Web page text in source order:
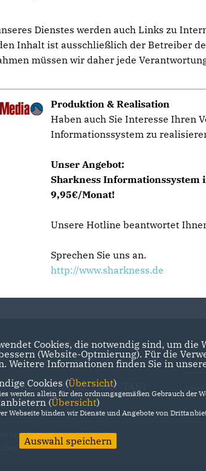
Dienstes werden auch Links zu
Inhalt ist ausschließlich der Betreiber
müssen wir daher jede
Produktion & Realisation
Haben auch Sie Interesse Ihren
Informationssystem zu
Unser Angebot:
Sharkness Informationssystem
9,95€/Monat!
Unsere Hotline beantwortet
Sprechen Sie uns an.
http://www.sharkness.de
CDU Kreisverbandes
DATENSCHUTZ KONTAKT
Barnim
Cookies, die notwendig sind, um
(Website-Optmierung). Für die
Weitere Informationen finden Sie in
Cookies (Übersicht)
werden allein für den ordnungsgemäßen Gebrauch der
(Übersicht)
Webseite binden wir Dienste und Angebote von
Auswahl speichern